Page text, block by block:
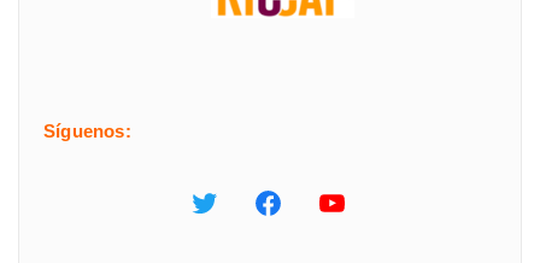
Síguenos: